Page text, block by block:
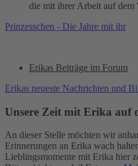
die mit ihrer Arbeit auf
Prinzesschen - Die Jahre mit ihr
Erikas Beiträge im Forum
Erikas neueste Nachrichten und
Unsere Zeit mit Erika auf
An dieser Stelle möchten wir
Erinnerungen an Erika wach
Lieblingsmomente mit Erika hier